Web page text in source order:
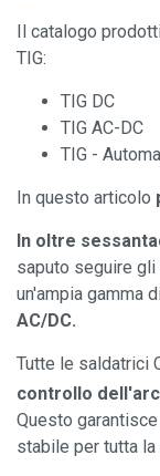
Il catalogo
TIG:
TIG DC
TIG AC-DC
TIG -
In questo articolo
In oltre
saputo seguire
un'ampia gamma
AC/DC.
Tutte le saldatrici
controllo
Questo
stabile per tutta la